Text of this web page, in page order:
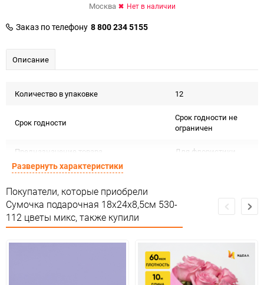
Москва Нет в наличии
Заказ по телефону 8 800 234 5155
Описание
Количество в упаковке 12
Срок годности
Срок годности не
ограничен
Предназначение товара Для флористики
соответствии ЕАС
Особые условия
требует
720
Развернуть характеристики
Покупатели, которые приобрели
Сумочка подарочная 18х24x8,5см 530-
112 цветы микс, также купили